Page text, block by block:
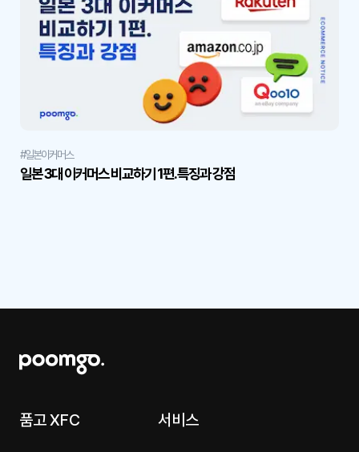
#일본이커머스
일본 3대 이커머스 비교하기 1편. 특징과 강점
품고 XFC 서비스